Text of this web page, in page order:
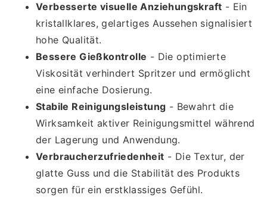
Verbesserte visuelle Anziehungskraft - Ein
kristallklares, gelartiges Aussehen signalisiert
hohe Qualität.
Bessere Gießkontrolle - Die optimierte
Viskosität verhindert Spritzer und ermöglicht
eine einfache Dosierung.
Stabile Reinigungsleistung - Bewahrt die
Wirksamkeit aktiver Reinigungsmittel während
der Lagerung und Anwendung.
Verbraucherzufriedenheit - Die Textur, der
glatte Guss und die Stabilität des Produkts
sorgen für ein erstklassiges Gefühl.